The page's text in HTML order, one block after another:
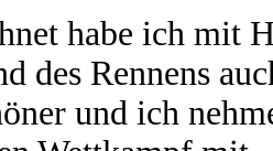
habe ich mit
des Rennens
und ich